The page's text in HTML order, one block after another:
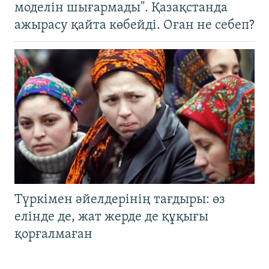
моделін шығармады". Қазақстанда
ажырасу қайта көбейді. Оған не себеп?
Түркімен әйелдерінің тағдыры: өз
елінде де, жат жерде де құқығы
қорғалмаған